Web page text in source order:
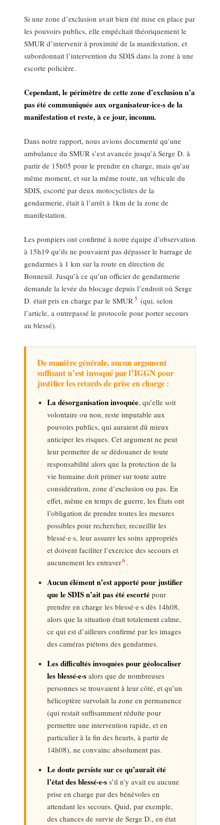
Si une zone d’exclusion avait bien été mise en place par
les pouvoirs publics, elle empêchait théoriquement le
SMUR d’intervenir à proximité de la manifestation, et
subordonnait l’intervention du SDIS dans la zone à une
escorte policière.
Cependant, le périmètre de cette zone d’exclusion n’a
pas été communiquée aux organisateur·ice·s de la
manifestation et reste, à ce jour, inconnu.
Dans notre rapport, nous avions documenté qu’une
ambulance du SMUR s’est avancée jusqu’à Serge D. à
partir de 15h05 pour le prendre en charge, mais qu’au
même moment, et sur la même route, un véhicule du
SDIS, escorté par deux motocyclistes de la
gendarmerie, était à l’arrêt à 1km de la zone de
manifestation.
Les pompiers ont confirmé à notre équipe d’observation
à 15h19 qu’ils ne pouvaient pas dépasser le barrage de
gendarmes à 1 km sur la route en direction de
Bonneuil. Jusqu’à ce qu’un officier de gendarmerie
demande la levée du blocage depuis l’endroit où Serge
D. était pris en charge par le SMUR 5 (qui, selon
l’article, a outrepassé le protocole pour porter secours
au blessé).
De manière générale, aucun argument
suffisant n’est invoqué par l’IGGN pour
justifier les retards de prise en charge :
La désorganisation invoquée, qu’elle soit
volontaire ou non, reste imputable aux
pouvoirs publics, qui auraient dû mieux
anticiper les risques. Cet argument ne peut
leur permettre de se dédouaner de toute
responsabilité alors que la protection de la
vie humaine doit primer sur toute autre
considération, zone d’exclusion ou pas. En
effet, même en temps de guerre, les États ont
l’obligation de prendre toutes les mesures
possibles pour rechercher, recueillir les
blessé·e·s, leur assurer les soins appropriés
et doivent faciliter l’exercice des secours et
aucunement les entraver6 .
Aucun élément n’est apporté pour justifier
que le SDIS n’ait pas été escortépour
prendre en charge les blessé·e·s dès 14h08,
alors que la situation était totalement calme,
ce qui est d’ailleurs confirmé par les images
des caméras piétons des gendarmes.
Les difficultés invoquées pour géolocaliser
les blessé·e·salors que de nombreuses
personnes se trouvaient à leur côté, et qu’un
hélicoptère survolait la zone en permanence
(qui restait suffisamment réduite pour
permettre une intervention rapide, et en
particulier à la fin des heurts, à partir de
14h08), ne convainc absolument pas.
Le doute persiste sur ce qu’aurait été
l’état des blessé·e·ss’il n’y avait eu aucune
prise en charge par des bénévoles en
attendant les secours. Quid, par exemple,
des chances de survie de Serge D., en état